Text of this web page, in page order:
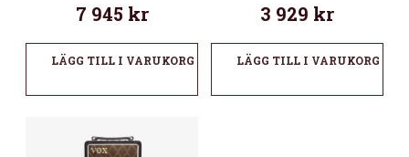
7 945 kr
LÄGG TILL I VARUKORG
3 929 kr
LÄGG TILL I VARUKORG